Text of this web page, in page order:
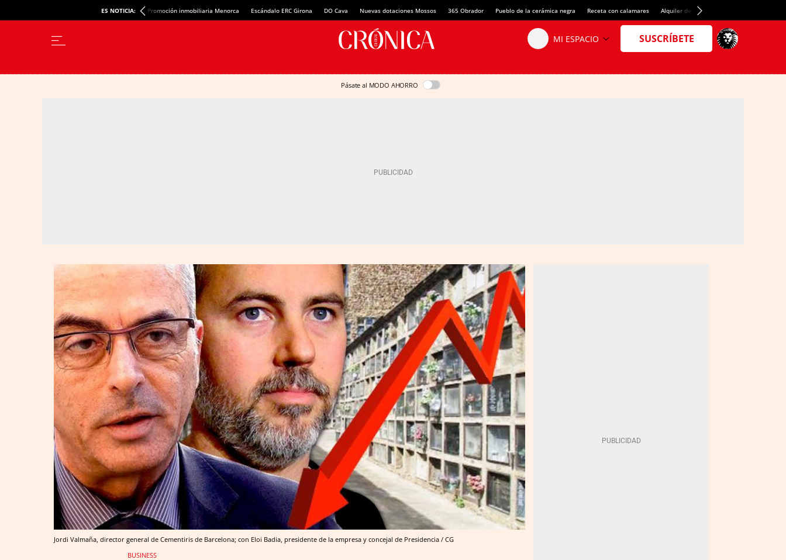
ES NOTICIA: Promoción inmobiliaria Menorca Escándalo ERC Girona DO Cava Nuevas dotaciones Mossos 365 Obrador Pueblo de la cerámica negra Receta con calamares Alquiler de habitaciones en España
Pásate al MODO AHORRO
Jordi Valmaña, director general de Cementiris de Barcelona; con Eloi Badia, presidente de la empresa y concejal de Presidencia / CG
BUSINESS